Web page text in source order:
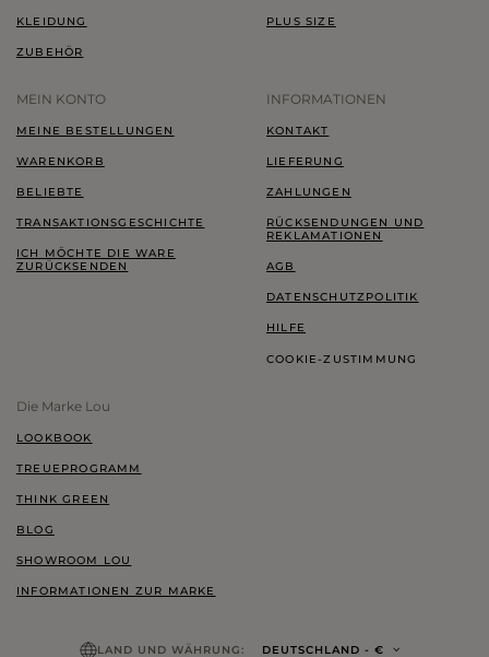
KLEIDUNG
ZUBEHÖR
PLUS SIZE
MEIN KONTO
MEINE BESTELLUNGEN
WARENKORB
BELIEBTE
TRANSAKTIONSGESCHICHTE
ICH MÖCHTE DIE WARE
ZURÜCKSENDEN
INFORMATIONEN
KONTAKT
LIEFERUNG
ZAHLUNGEN
RÜCKSENDUNGEN UND
REKLAMATIONEN
AGB
DATENSCHUTZPOLITIK
HILFE
COOKIE-ZUSTIMMUNG
Die Marke Lou
LOOKBOOK
TREUEPROGRAMM
THINK GREEN
BLOG
SHOWROOM LOU
INFORMATIONEN ZUR MARKE
LAND UND WÄHRUNG: DEUTSCHLAND - €